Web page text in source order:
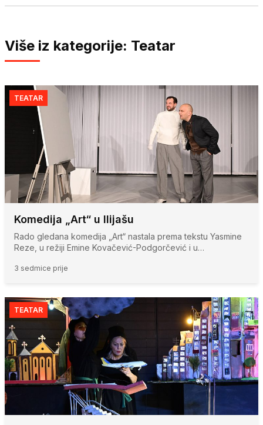
Više iz kategorije: Teatar
TEATAR
Komedija „Art“ u Ilijašu
Rado gledana komedija „Art“ nastala prema tekstu Yasmine
Reze, u režiji Emine Kovačević-Podgorčević i u…
3 sedmice prije
TEATAR